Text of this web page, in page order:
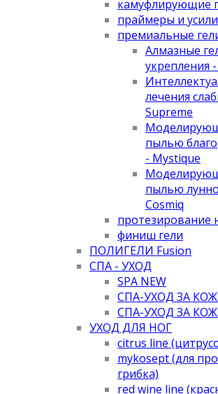
камуфлирующие
праймеры и
премиальные
Алмазные
укрепления
лечения
Supreme
пылью
- Mystique
пылью
Cosmiq
протезирование
финиш гели
ПОЛИГЕЛИ Fusion
СПА - УХОД
SPA NEW
СПА-УХОД ЗА
СПА-УХОД ЗА
УХОД ДЛЯ НОГ
citrus line
mykosept (для
грибка)
red wine line